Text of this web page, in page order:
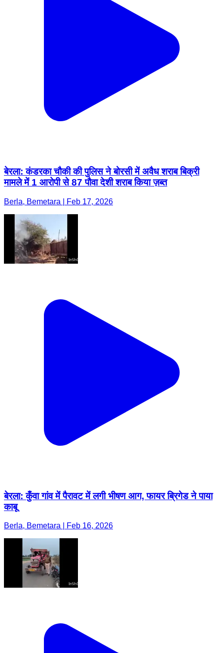
बेरला: कंडरका चौकी की पुलिस ने बोरसी में अवैध शराब बिक्री
मामले में 1 आरोपी से 87 पौवा देशी शराब किया ज़ब्त
Berla, Bemetara | Feb 17, 2026
बेरला: कुँवा गांव में पैरावट में लगी भीषण आग, फायर ब्रिगेड ने पाया
काबू
Berla, Bemetara | Feb 16, 2026